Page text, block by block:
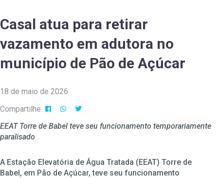
Casal atua para retirar
vazamento em adutora no
município de Pão de Açúcar
18 de maio de 2026
Compartilhe:
EEAT Torre de Babel teve seu funcionamento temporariamente
paralisado
A Estação Elevatória de Água Tratada (EEAT) Torre de
Babel, em Pão de Açúcar, teve seu funcionamento